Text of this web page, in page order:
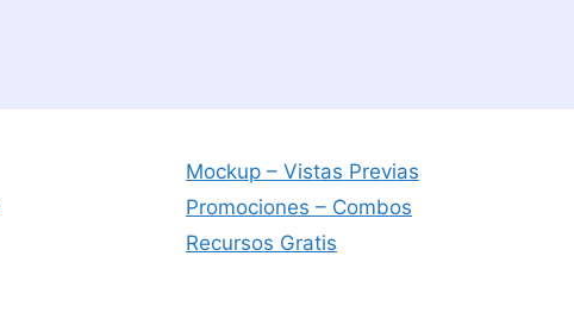
Mockup – Vistas Previas
Promociones – Combos
Recursos Gratis